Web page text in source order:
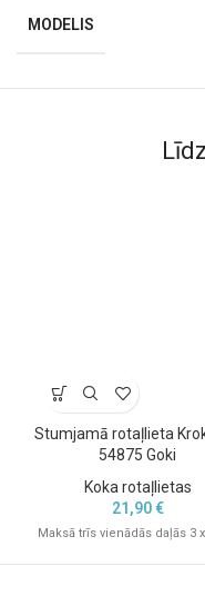
MODELIS
Stumjamā rotaļlieta
54875 Goki
Koka rotaļlietas
21,90€
Maksā trīs vienādās daļās 3